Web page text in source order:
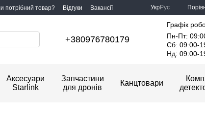
потрібний товар? Відгуки Вакансії УкрРус
+380976780179
Графік
Пн-Пт:
Сб: 09:00-
Нд: 09:00-
Аксесуари
Starlink
Запчастини
для дронів
Канцтовари